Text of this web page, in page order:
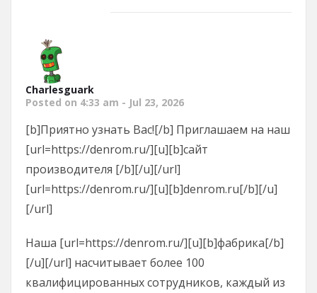
Charlesguark
Posted on 4:33 am - Jul 23, 2026
[b]Приятно узнать Вас![/b] Приглашаем на наш
[url=https://denrom.ru/][u][b]сайт
производителя [/b][/u][/url]
[url=https://denrom.ru/][u][b]denrom.ru[/b][/u]
[/url]
Наша [url=https://denrom.ru/][u][b]фабрика[/b]
[/u][/url] насчитывает более 100
квалифицированных сотрудников, каждый из